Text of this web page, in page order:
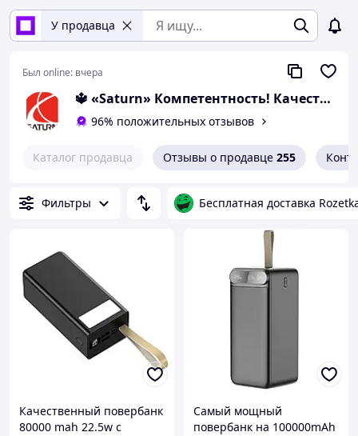
У продавца
Был online: вчера
🔱 «Saturn» Компетентность! Качество товара! Быстрая отправка! ✅
96% положительных отзывов
Каталог продавца Отзывы о продавце 255
Фильтры Бесплатная доставка
Качественный повербанк
80000 mah 22.5w с
Самый мощный
повербанк на 100000mAh